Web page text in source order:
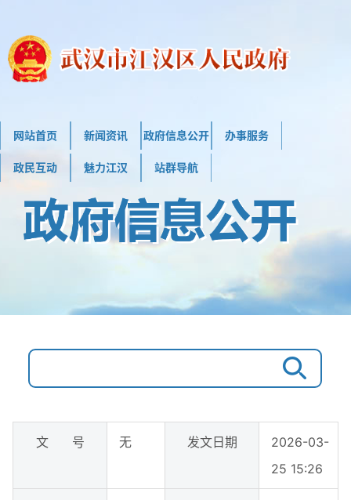
网站首页 新闻资讯 政府信息公开 办事服务
政民互动 魅力江汉 站群导航
文 号 无 发文日期
2026-03-
25 15:26